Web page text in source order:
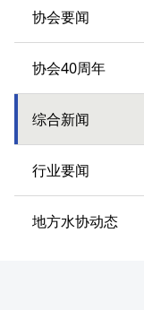
协会要闻
协会40周年
综合新闻
行业要闻
地方水协动态